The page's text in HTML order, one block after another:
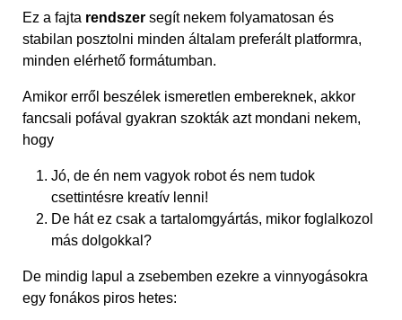
Ez a fajta rendszer segít nekem folyamatosan és
stabilan posztolni minden általam preferált platformra,
minden elérhető formátumban.
Amikor erről beszélek ismeretlen embereknek, akkor
fancsali pofával gyakran szokták azt mondani nekem,
hogy
Jó, de én nem vagyok robot és nem tudok
csettintésre kreatív lenni!
De hát ez csak a tartalomgyártás, mikor foglalkozol
más dolgokkal?
De mindig lapul a zsebemben ezekre a vinnyogásokra
egy fonákos piros hetes: